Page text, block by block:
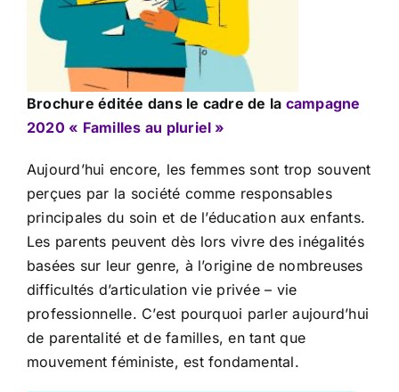
Brochure éditée dans le cadre de la campagne
2020 « Familles au pluriel »
Aujourd’hui encore, les femmes sont trop souvent
perçues par la société comme responsables
principales du soin et de l’éducation aux enfants.
Les parents peuvent dès lors vivre des inégalités
basées sur leur genre, à l’origine de nombreuses
difficultés d’articulation vie privée – vie
professionnelle. C’est pourquoi parler aujourd’hui
de parentalité et de familles, en tant que
mouvement féministe, est fondamental.